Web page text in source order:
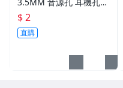
防水 防銹 防塵塞【十色
可選-台灣製】手機 電腦
筆電 家電 保護蓋
$ 2
直購